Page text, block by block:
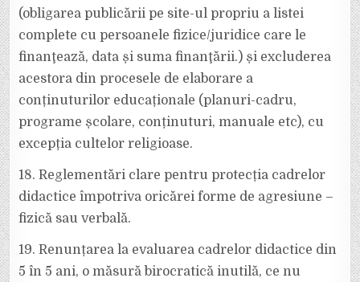
(obligarea publicării pe site-ul propriu a listei
complete cu persoanele fizice/juridice care le
finanţează, data și suma finanţării.) și excluderea
acestora din procesele de elaborare a
conținuturilor educaționale (planuri-cadru,
programe școlare, conținuturi, manuale etc), cu
excepția cultelor religioase.
18. Reglementări clare pentru protecția cadrelor
didactice împotriva oricărei forme de agresiune –
fizică sau verbală.
19. Renunțarea la evaluarea cadrelor didactice din
5 în 5 ani, o măsură birocratică inutilă, ce nu